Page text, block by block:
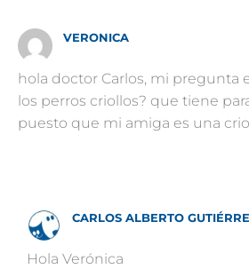
VERONICA
hola doctor Carlos, mi pregunta
los perros criollos? que tiene
puesto que mi amiga es una
CARLOS ALBERTO
Hola Verónica